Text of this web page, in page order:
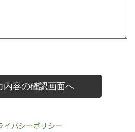
イバシーポリシー